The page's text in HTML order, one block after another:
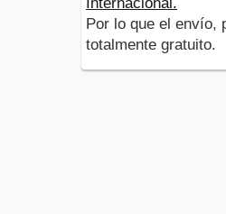
Por lo que el envío,
totalmente gratuito.